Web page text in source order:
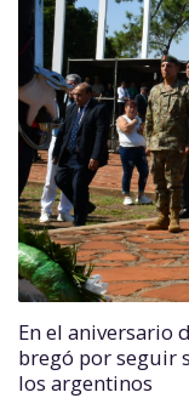
En el aniversario
bregó por seguir
los argentinos